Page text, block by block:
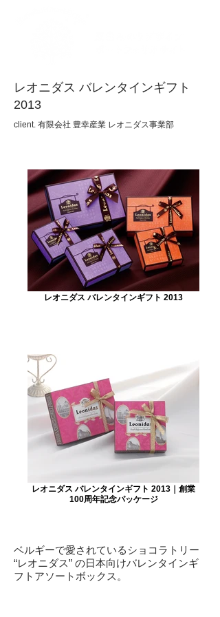
レオニダス バレンタインギフト
2013
client. 有限会社 豊幸産業 レオニダス事業部
レオニダス バレンタインギフト 2013
レオニダス バレンタインギフト 2013｜創業
100周年記念パッケージ
ベルギーで愛されているショコラトリー
“レオニダス” の日本向けバレンタインギ
フトアソートボックス。